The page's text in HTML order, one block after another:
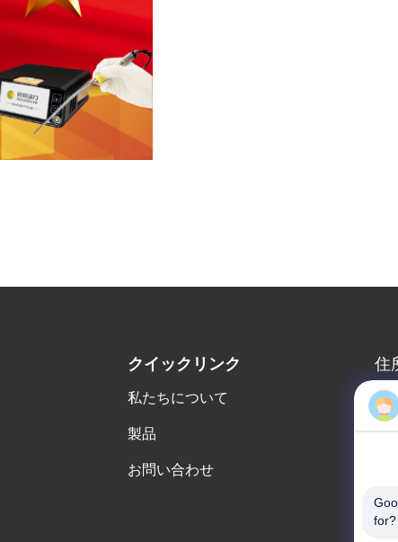
クイックリンク
私たちについて
製品
お問い合わせ
住
会
第
工
第
for?